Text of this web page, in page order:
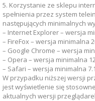
5. Korzystanie ze sklepu
spełnienia przez system
następujących minimalnych
– Internet Explorer – wersja
– FireFox – wersja minimalna
– Google Chrome – wersja
– Opera – wersja minimalna
– Safari – wersja minimalna 7.1
W przypadku niższej wersji
jest wyświetlenie się
aktualnych wersji